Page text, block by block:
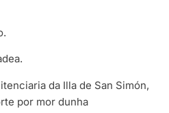
da Illa de San Simón,
por mor dunha